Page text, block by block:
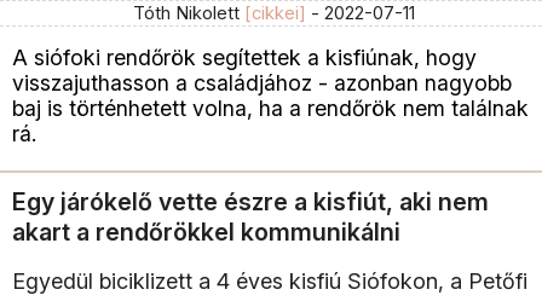
Tóth Nikolett [cikkei] - 2022-07-11
A siófoki rendőrök segítettek a kisfiúnak, hogy
visszajuthasson a családjához - azonban nagyobb
baj is történhetett volna, ha a rendőrök nem találnak
rá.
Egy járókelő vette észre a kisfiút, aki nem
akart a rendőrökkel kommunikálni
Egyedül biciklizett a 4 éves kisfiú Siófokon, a Petőfi